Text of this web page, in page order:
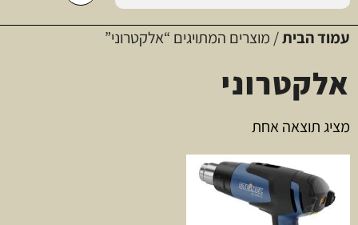
עמוד הבית/ מוצרים המתויגים “אלקטרוני”
אלקטרוני
מציג תוצאה אחת